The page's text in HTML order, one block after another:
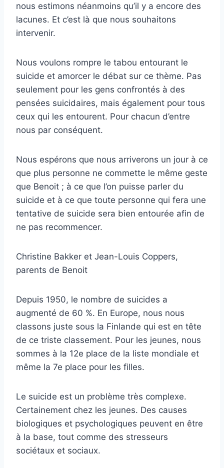
nous estimons néanmoins qu’il y a encore des
lacunes. Et c’est là que nous souhaitons
intervenir.
Nous voulons rompre le tabou entourant le
suicide et amorcer le débat sur ce thème. Pas
seulement pour les gens confrontés à des
pensées suicidaires, mais également pour tous
ceux qui les entourent. Pour chacun d’entre
nous par conséquent.
Nous espérons que nous arriverons un jour à ce
que plus personne ne commette le même geste
que Benoit ; à ce que l’on puisse parler du
suicide et à ce que toute personne qui fera une
tentative de suicide sera bien entourée afin de
ne pas recommencer.
Christine Bakker et Jean-Louis Coppers,
parents de Benoit
Depuis 1950, le nombre de suicides a
augmenté de 60 %. En Europe, nous nous
classons juste sous la Finlande qui est en tête
de ce triste classement. Pour les jeunes, nous
sommes à la 12e place de la liste mondiale et
même la 7e place pour les filles.
Le suicide est un problème très complexe.
Certainement chez les jeunes. Des causes
biologiques et psychologiques peuvent en être
à la base, tout comme des stresseurs
sociétaux et sociaux.